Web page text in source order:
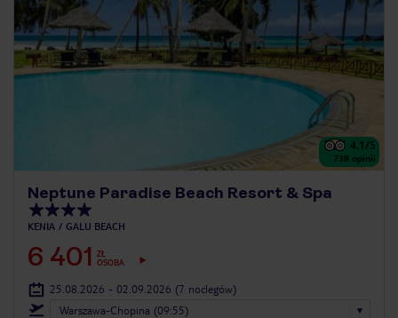
4.1/5
738 opinii
Neptune Paradise Beach Resort & Spa
KENIA GALU BEACH
6 401
ZŁ
OSOBA
25.08.2026 - 02.09.2026 (7 noclegów)
Warszawa-Chopina (09:55)